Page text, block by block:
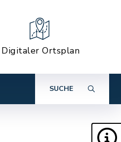
Digitaler Ortsplan
SUCHE